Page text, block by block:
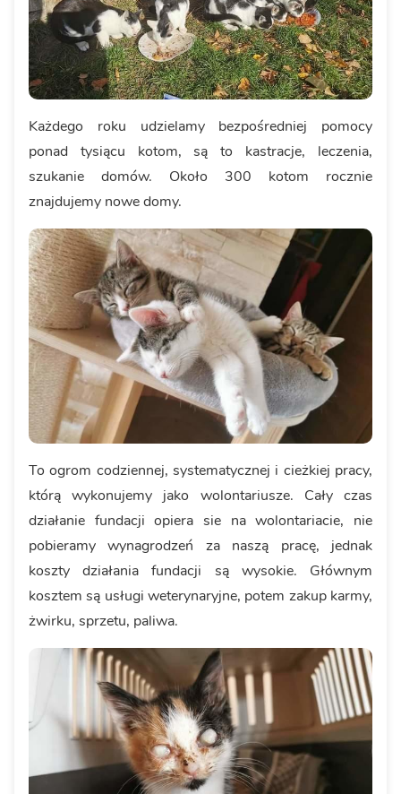
Każdego roku udzielamy bezpośredniej pomocy
ponad tysiącu kotom, są to kastracje, leczenia,
szukanie domów. Około 300 kotom rocznie
znajdujemy nowe domy.
To ogrom codziennej, systematycznej i cieżkiej pracy,
którą wykonujemy jako wolontariusze. Cały czas
działanie fundacji opiera sie na wolontariacie, nie
pobieramy wynagrodzeń za naszą pracę, jednak
koszty działania fundacji są wysokie. Głównym
kosztem są usługi weterynaryjne, potem zakup karmy,
żwirku, sprzetu, paliwa.